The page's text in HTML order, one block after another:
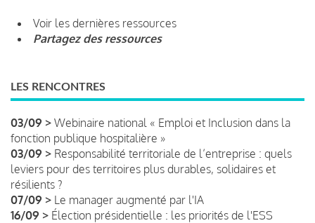
Voir les dernières ressources
Partagez des ressources
LES RENCONTRES
03/09 > Webinaire national « Emploi et Inclusion dans la
fonction publique hospitalière »
03/09 > Responsabilité territoriale de l’entreprise : quels
leviers pour des territoires plus durables, solidaires et
résilients ?
07/09 > Le manager augmenté par l'IA
16/09 > Élection présidentielle : les priorités de l'ESS